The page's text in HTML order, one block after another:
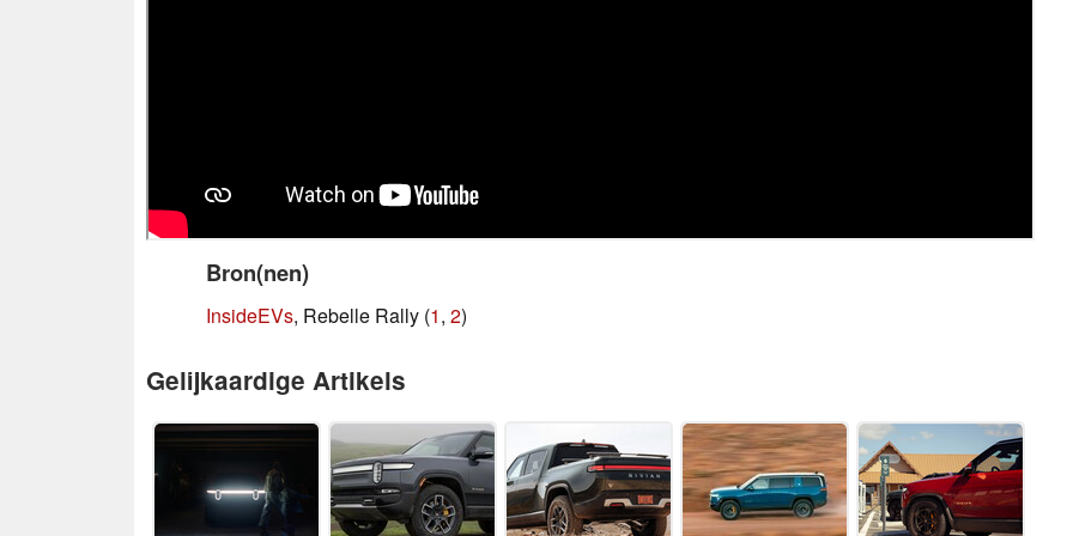
Bron(nen)
InsideEVs, Rebelle Rally (1, 2)
Gelijkaardige Artikels